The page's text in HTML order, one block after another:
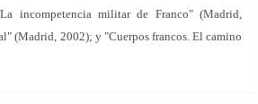
incompetencia militar de Franco" (Madrid,
(Madrid, 2002); y "Cuerpos francos. El camino